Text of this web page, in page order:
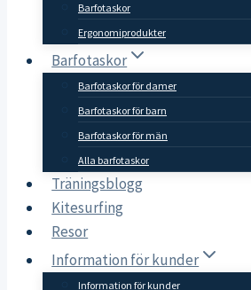
Barfotaskor
Ergonomiprodukter
Barfotaskor
Barfotaskor för damer
Barfotaskor för barn
Barfotaskor för män
Alla barfotaskor
Träningsblogg
Kitesurfing
Resor
Information för kunder
Information för kunder